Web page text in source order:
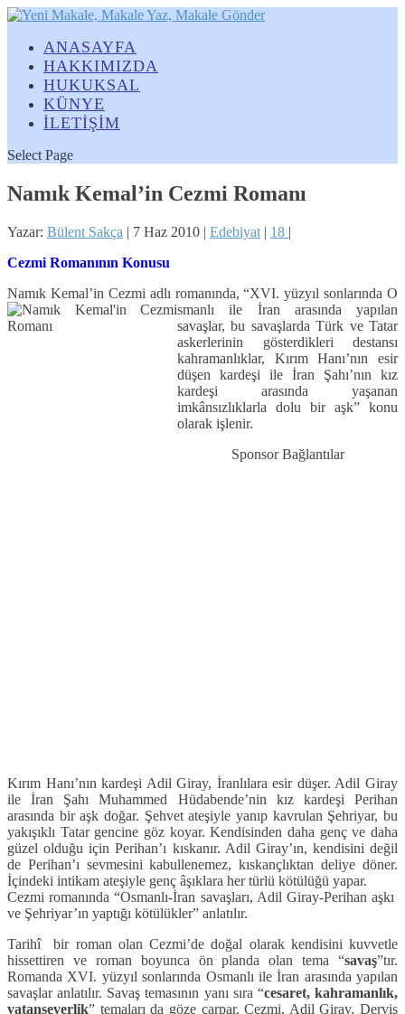
ANASAYFA
HAKKIMIZDA
HUKUKSAL
KÜNYE
İLETİŞİM
Select Page
Namık Kemal’in Cezmi Romanı
Yazar: Bülent Sakça | 7 Haz 2010 | Edebiyat | 18 |
Cezmi Romanının Konusu
Namık Kemal’in Cezmi adlı romanında, “XVI. yüzyıl sonlarında O
smanlı ile İran arasında yapılan
savaşlar, bu savaşlarda Türk ve Tatar
askerlerinin gösterdikleri destansı
kahramanlıklar, Kırım Hanı’nın esir
düşen kardeşi ile İran Şahı’nın kız
kardeşi arasında yaşanan
imkânsızlıklarla dolu bir aşk” konu
olarak işlenir.
Sponsor Bağlantılar
Kırım Hanı’nın kardeşi Adil Giray, İranlılara esir düşer. Adil Giray
ile İran Şahı Muhammed Hüdabende’nin kız kardeşi Perihan
arasında bir aşk doğar. Şehvet ateşiyle yanıp kavrulan Şehriyar, bu
yakışıklı Tatar gencine göz koyar. Kendisinden daha genç ve daha
güzel olduğu için Perihan’ı kıskanır. Adil Giray’ın, kendisini değil
de Perihan’ı sevmesini kabullenemez, kıskançlıktan deliye döner.
İçindeki intikam ateşiyle genç âşıklara her türlü kötülüğü yapar.
Cezmi romanında “Osmanlı-İran savaşları, Adil Giray-Perihan aşkı
ve Şehriyar’ın yaptığı kötülükler” anlatılır.
Tarihî bir roman olan Cezmi’de doğal olarak kendisini kuvvetle
hissettiren ve roman boyunca ön planda olan tema “savaş”tır.
Romanda XVI. yüzyıl sonlarında Osmanlı ile İran arasında yapılan
savaşlar anlatılır. Savaş temasının yanı sıra “cesaret, kahramanlık,
vatanseverlik” temaları da göze çarpar. Cezmi, Adil Giray, Derviş